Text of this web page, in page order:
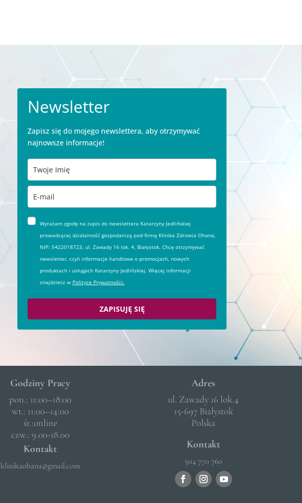
Newsletter
Zapisz się do mojego newslettera, aby otrzymywać
najnowsze informacje!
Wyrażam zgodę na zapis do newslettera Katarzyny Jedlińskiej
prowadzącej działalność gospodarczą pod firmą Klinika Zdrowia Ohana,
NIP: 5422018723, ul. Zawady 16 lok. 4, Białystok. Chcę otrzymywać
newsletter, czyli informacje handlowe o promocjach, nowych
produktach i usługach Katarzyny Jedlińskiej. Więcej informacji
znajdziesz w Polityce Prywatności.
ZAPISUJĘ SIĘ
Godziny Pracy
pon.: 11:00–18:00
wt.: 11:00–14:00
śr.:online
czw.: 9.00-18.00
Kontakt
klinikaohana@gmail.com
Adres
ul. Zawady 16 lok.4
15-697 Białystok
Polska
Kontakt
504 770 760